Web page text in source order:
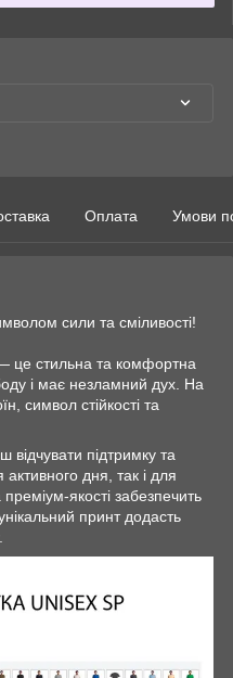
Оплата Умови
сили та сміливості!
це стильна та комфортна
і має незламний дух. На
символ стійкості та
підтримку та
дня, так і для
якості забезпечить
принт додасть